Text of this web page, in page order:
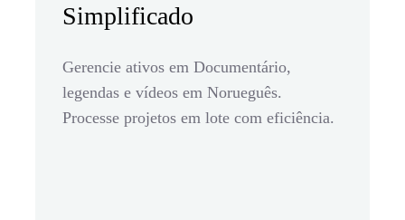
Simplificado
Gerencie ativos em Documentário,
legendas e vídeos em Norueguês.
Processe projetos em lote com eficiência.